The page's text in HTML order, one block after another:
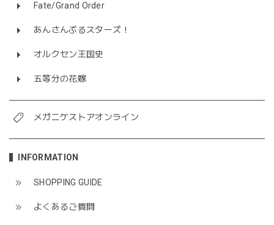
Fate/Grand Order
あんさんぶるスターズ！
オルクセン王国史
五等分の花嫁
メガニケストアオンライン
INFORMATION
SHOPPING GUIDE
よくあるご質問